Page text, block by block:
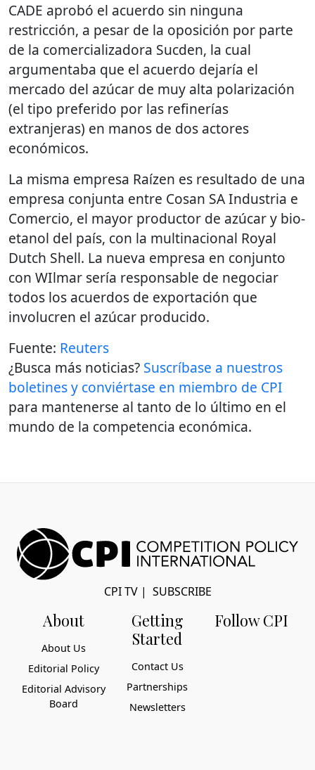
CADE aprobó el acuerdo sin ninguna
restricción, a pesar de la oposición por parte
de la comercializadora Sucden, la cual
argumentaba que el acuerdo dejaría el
mercado del azúcar de muy alta polarización
(el tipo preferido por las refinerías
extranjeras) en manos de dos actores
económicos.
La misma empresa Raízen es resultado de una
empresa conjunta entre Cosan SA Industria e
Comercio, el mayor productor de azúcar y bio-
etanol del país, con la multinacional Royal
Dutch Shell. La nueva empresa en conjunto
con WIlmar sería responsable de negociar
todos los acuerdos de exportación que
involucren el azúcar producido.
Fuente: Reuters
¿Busca más noticias? Suscríbase a nuestros
boletines y conviértase en miembro de CPI
para mantenerse al tanto de lo último en el
mundo de la competencia económica.
CPI TV| SUBSCRIBE
About
About Us
Editorial Policy
Editorial Advisory
Board
Getting
Started
Contact Us
Partnerships
Newsletters
Follow CPI